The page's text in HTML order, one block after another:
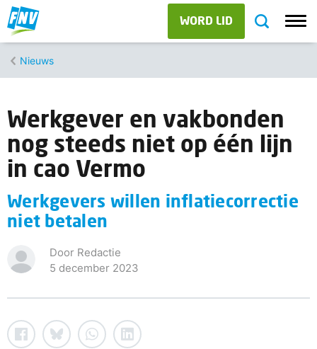
WORD LID
Nieuws
Werkgever en vakbonden
nog steeds niet op één lijn
in cao Vermo
Werkgevers willen inflatiecorrectie
niet betalen
Door Redactie
5 december 2023